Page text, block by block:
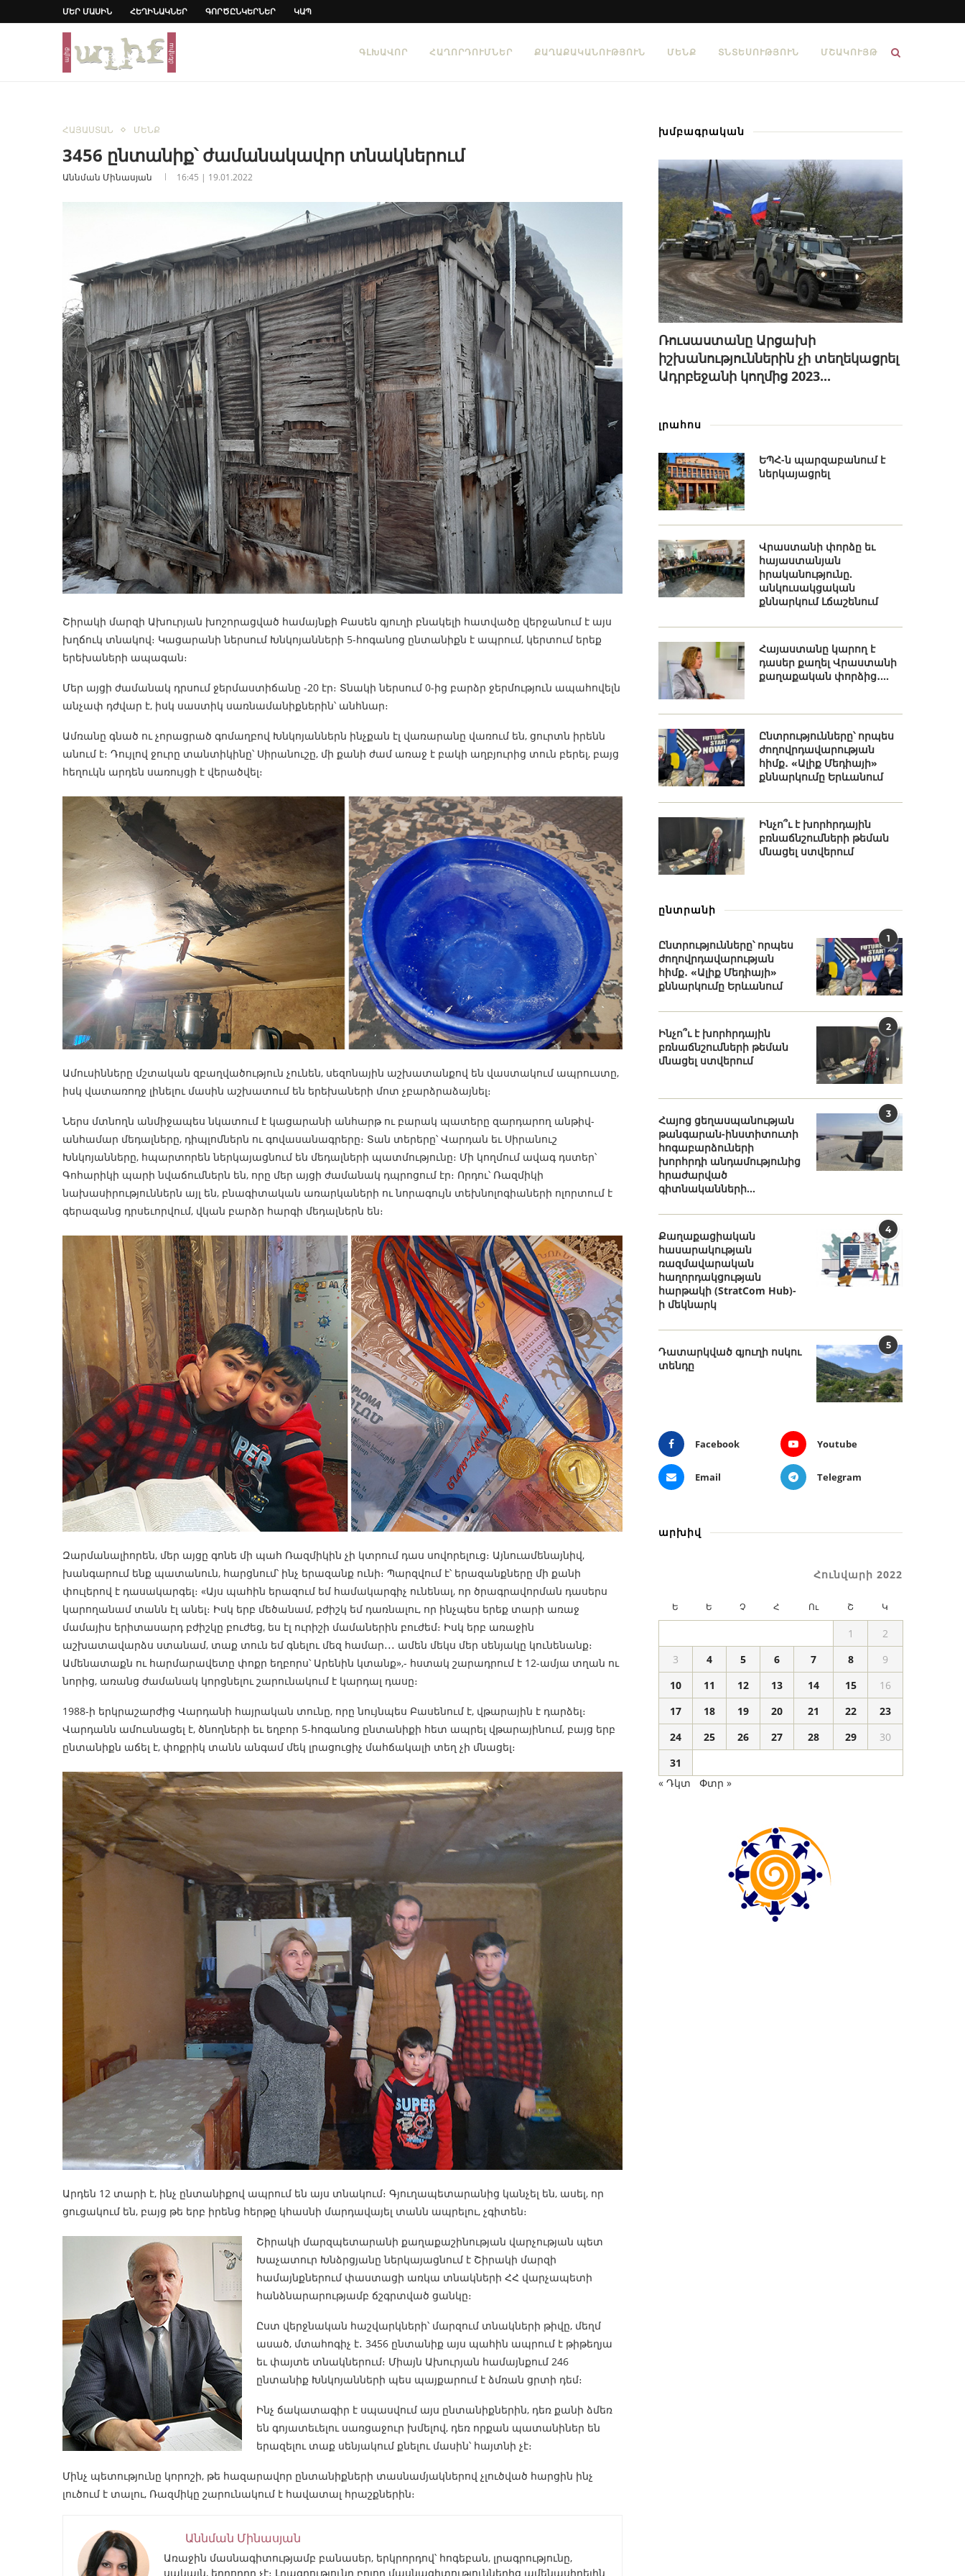
ՄԵՐ ՄԱՍԻՆ ՀԵՂԻՆԱԿՆԵՐ ԳՈՐԾԸՆԿԵՐՆԵՐ ԿԱՊ
ԳԼԽԱՎՈՐ ՀԱՂՈՐԴՈՒՄՆԵՐ ՔԱՂԱՔԱԿԱՆՈՒԹՅՈՒՆ ՄԵՆՔ ՏՆՏԵՍՈՒԹՅՈՒՆ ՄՇԱԿՈՒՅԹ
ՀԱՅԱՍՏԱՆ ՄԵՆՔ
3456 ընտանիք՝ ժամանակավոր տնակներում
Աննման Մինասյան 16:45 | 19.01.2022
Շիրակի մարզի Ախուրյան խոշորացված համայնքի Բասեն գյուղի բնակելի հատվածը վերջանում է այս
խղճուկ տնակով։ Կացարանի ներսում Խնկոյանների 5-հոգանոց ընտանիքն է ապրում, կերտում երեք
երեխաների ապագան։
Մեր այցի ժամանակ դրսում ջերմաստիճանը -20 էր։ Տնակի ներսում 0-ից բարձր ջերմություն ապահովելն
անչափ դժվար է, իսկ սաստիկ սառնամանիքներին՝ անհնար։
Ամռանը գնած ու չորացրած գոմաղբով Խնկոյաններն ինչքան էլ վառարանը վառում են, ցուրտն իրենն
անում է։ Դույլով ջուրը տանտիկինը՝ Սիրանուշը, մի քանի ժամ առաջ է բակի աղբյուրից տուն բերել, բայց
հեղուկն արդեն սառույցի է վերածվել։
Ամուսինները մշտական զբաղվածություն չունեն, սեզոնային աշխատանքով են վաստակում ապրուստը,
իսկ վատառողջ լինելու մասին աշխատում են երեխաների մոտ չբարձրաձայնել։
Ներս մտնողն անմիջապես նկատում է կացարանի անհարթ ու բարակ պատերը զարդարող անթիվ-
անհամար մեդալները, դիպլոմներն ու գովասանագրերը։ Տան տերերը՝ Վարդան եւ Սիրանուշ
Խնկոյանները, հպարտորեն ներկայացնում են մեդալների պատմությունը։ Մի կողմում ավագ դստեր՝
Գոհարիկի պարի նվաճումներն են, որը մեր այցի ժամանակ դպրոցում էր։ Որդու՝ Ռազմիկի
նախասիրություններն այլ են, բնագիտական առարկաների ու նորագույն տեխնոլոգիաների ոլորտում է
գերազանց դրսեւորվում, վկան բարձր հարգի մեդալներն են։
Զարմանալիորեն, մեր այցը գոնե մի պահ Ռազմիկին չի կտրում դաս սովորելուց։ Այնուամենայնիվ,
խանգարում ենք պատանուն, հարցնում՝ ինչ երազանք ունի։ Պարզվում է՝ երազանքները մի քանի
փուլերով է դասակարգել։ «Այս պահին երազում եմ համակարգիչ ունենալ, որ ծրագրավորման դասերս
կարողանամ տանն էլ անել։ Իսկ երբ մեծանամ, բժիշկ եմ դառնալու, որ ինչպես երեք տարի առաջ
մամայիս երիտասարդ բժիշկը բուժեց, ես էլ ուրիշի մամաներին բուժեմ։ Իսկ երբ առաջին
աշխատավարձս ստանամ, տաք տուն եմ գնելու մեզ համար․․․ ամեն մեկս մեր սենյակը կունենանք։
Ամենատաքն ու հարմարավետը փոքր եղբորս՝ Արենին կտանք»,- հստակ շարադրում է 12-ամյա տղան ու
նորից, առանց ժամանակ կորցնելու շարունակում է կարդալ դասը։
1988-ի երկրաշարժից Վարդանի հայրական տունը, որը նույնպես Բասենում է, վթարային է դարձել։
Վարդանն ամուսնացել է, ծնողների եւ եղբոր 5-հոգանոց ընտանիքի հետ ապրել վթարայինում, բայց երբ
ընտանիքն աճել է, փոքրիկ տանն անգամ մեկ լրացուցիչ մահճակալի տեղ չի մնացել։
Արդեն 12 տարի է, ինչ ընտանիքով ապրում են այս տնակում։ Գյուղապետարանից կանչել են, ասել, որ
ցուցակում են, բայց թե երբ իրենց հերթը կհասնի մարդավայել տանն ապրելու, չգիտեն։
Շիրակի մարզպետարանի քաղաքաշինության վարչության պետ
Խաչատուր Խնձրցյանը ներկայացնում է Շիրակի մարզի
համայնքներում փաստացի առկա տնակների ՀՀ վարչապետի
հանձնարարությամբ ճշգրտված ցանկը։
Ըստ վերջնական հաշվարկների՝ մարզում տնակների թիվը, մեղմ
ասած, մտահոգիչ է․ 3456 ընտանիք այս պահին ապրում է թիթեղյա
եւ փայտե տնակներում։ Միայն Ախուրյան համայնքում 246
ընտանիք Խնկոյանների պես պայքարում է ձմռան ցրտի դեմ։
Ինչ ճակատագիր է սպասվում այս ընտանիքներին, դեռ քանի ձմեռ
են գոյատեւելու սառցաջուր խմելով, դեռ որքան պատանիներ են
երազելու տաք սենյակում քնելու մասին՝ հայտնի չէ։
Մինչ պետությունը կորոշի, թե հազարավոր ընտանիքների տասնամյակներով չլուծված հարցին ինչ
լուծում է տալու, Ռազմիկը շարունակում է հավատալ հրաշքներին։
Աննման Մինասյան
Առաջին մասնագիտությամբ բանասեր, երկրորդով՝ հոգեբան, լրագրությունը,
սակայն, երրորդը չէ։ Լրագրությունը բոլոր մասնագիտություններից ամենասիրելին
խմբագրական
Ռուսաստանը Արցախի
իշխանություններին չի տեղեկացրել
Ադրբեջանի կողմից 2023...
լրահոս
ԵՊՀ-ն պարզաբանում է
ներկայացրել
Վրաստանի փորձը եւ
հայաստանյան
իրականությունը.
անկուսակցական
քննարկում Լճաշենում
Հայաստանը կարող է
դասեր քաղել Վրաստանի
քաղաքական փորձից․...
Ընտրությունները՝ որպես
ժողովրդավարության
հիմք․ «Ալիք Մեդիայի»
քննարկումը Երևանում
Ինչո՞ւ է խորհրդային
բռնաճնշումների թեման
մնացել ստվերում
ընտրանի
1
Ընտրությունները՝ որպես
ժողովրդավարության
հիմք․ «Ալիք Մեդիայի»
քննարկումը Երևանում
2
Ինչո՞ւ է խորհրդային
բռնաճնշումների թեման
մնացել ստվերում
3
Հայոց ցեղասպանության
թանգարան-ինստիտուտի
հոգաբարձուների
խորհրդի անդամությունից
հրաժարված
գիտնականների...
4
Քաղաքացիական
հասարակության
ռազմավարական
հաղորդակցության
հարթակի (StratCom Hub)-
ի մեկնարկ
5
Դատարկված գյուղի ոսկու
տենդը
Facebook Youtube
Email Telegram
արխիվ
Հունվարի 2022
Ե Ե Չ Հ Ու Շ Կ
1
2
3
4 5 6 7 8
9
10
11 12 13 14 15
16
17
18 19 20 21 22
23
24
25 26 27 28 29
30
31
« Դկտ
Փտր »